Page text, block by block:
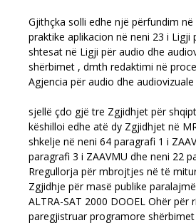
Gjithçka solli edhe një përfundim
praktike aplikacion në neni 23 i Ligji
shtesat në Ligji për audio dhe
shërbimet , dmth redaktimi në
Agjencia për audio dhe
sjellë çdo gjë tre Zgjidhjet për
këshilloi edhe atë dy Zgjidhjet në
shkelje në neni 64 paragrafi 1 i
paragrafi 3 i ZAAVMU dhe neni 22
Rregullorja për mbrojtjes në të
Zgjidhje për masë publike
ALTRA-SAT 2000 DOOEL Ohër për
paregjistruar programore shërbimet